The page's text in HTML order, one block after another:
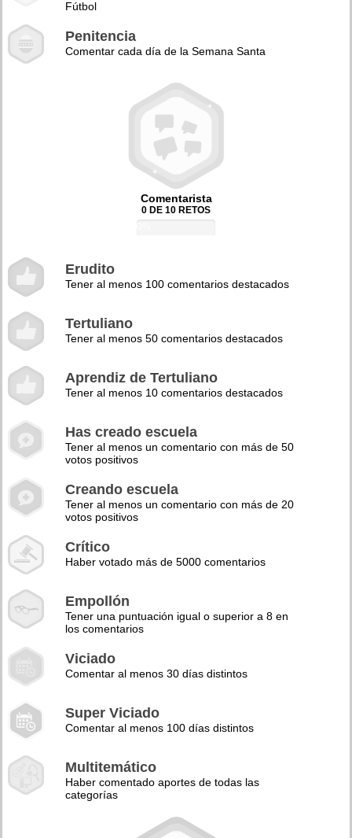
Fútbol
Penitencia
Comentar cada día de la Semana Santa
Comentarista
0 DE 10 RETOS
Erudito
Tener al menos 100 comentarios destacados
Tertuliano
Tener al menos 50 comentarios destacados
Aprendiz de Tertuliano
Tener al menos 10 comentarios destacados
Has creado escuela
Tener al menos un comentario con más de 50
votos positivos
Creando escuela
Tener al menos un comentario con más de 20
votos positivos
Crítico
Haber votado más de 5000 comentarios
Empollón
Tener una puntuación igual o superior a 8 en
los comentarios
Viciado
Comentar al menos 30 días distintos
Super Viciado
Comentar al menos 100 días distintos
Multitemático
Haber comentado aportes de todas las
categorías